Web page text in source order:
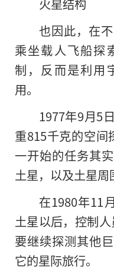
火星结构
也因此，在
乘坐载人飞船探
制，反而是利用
用。
1977年9月5
重815千克的空
一开始的任务其
土星，以及土星周
在1980年11
土星以后，控制
要继续探测其他
它的星际旅行。